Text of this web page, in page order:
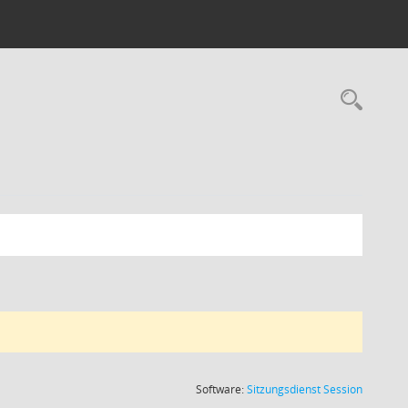
Software:SitzungsdienstSession(Wird in